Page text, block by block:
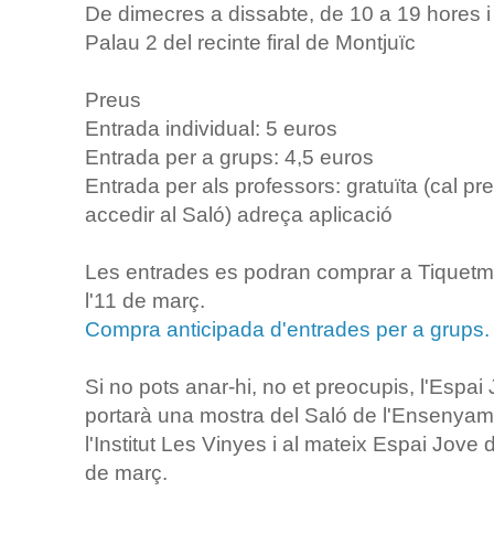
De dimecres a dissabte, de 10 a 19 hores
Palau 2 del recinte firal de Montjuïc
Preus
Entrada individual: 5 euros
Entrada per a grups: 4,5 euros
Entrada per als professors: gratuïta (cal
accedir al Saló) adreça aplicació
Les entrades es podran comprar a
l'11 de març.
Compra anticipada d'entrades per a grups.
Si no pots anar-hi, no et preocupis, l'Espai
portarà una mostra del Saló de
l'Institut Les Vinyes i al mateix Espai Jove
de març.